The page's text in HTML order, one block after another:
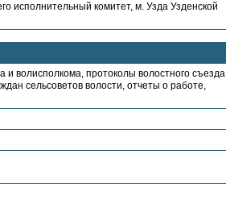
исполнительный комитет, м. Узда Узденской
волисполкома, протоколы волостного съезда
сельсоветов волости, отчеты о работе,